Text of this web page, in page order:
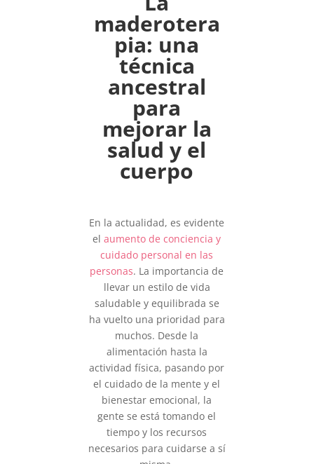
maderotera
pia: una
técnica
ancestral
para
mejorar la
salud y el
cuerpo
En la actualidad, es evidente
el aumento de conciencia y
cuidado personal en las
personas. La importancia de
llevar un estilo de vida
saludable y equilibrada se
ha vuelto una prioridad para
muchos. Desde la
alimentación hasta la
actividad física, pasando por
el cuidado de la mente y el
bienestar emocional, la
gente se está tomando el
tiempo y los recursos
necesarios para cuidarse a sí